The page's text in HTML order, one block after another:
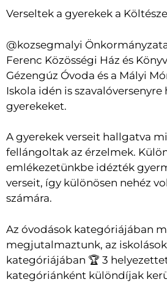
Verseltek a gyerekek a
@kozsegmalyi
Ferenc Közösségi Ház és
Gézengúz Óvoda és a Mályi
Iskola idén is szavalóversenyre
gyerekeket.
A gyerekek verseit hallgatva
fellángoltak az érzelmek.
emlékezetünkbe idézték
verseit, így különösen nehéz
számára.
Az óvodások kategóriájában
megjutalmaztunk, az
kategóriájában 🏆 3
kategóriánként különdíjak